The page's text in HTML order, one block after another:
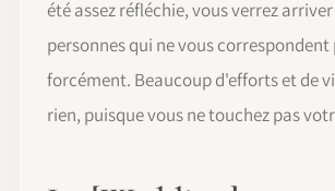
été assez réfléchie, vous verrez
personnes qui ne vous correspondent
forcément. Beaucoup d'efforts et de
rien, puisque vous ne touchez pas